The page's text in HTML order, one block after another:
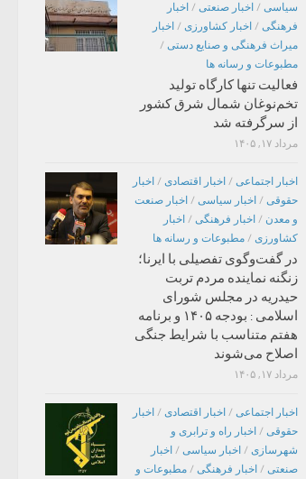
سیاسی / اخبار صنعتی / اخبار
فرهنگی / اخبار کشاورزی / اخبار
میراث فرهنگی و صنایع دستی /
مطبوعات و رسانه ها
فعالیت تنها کارگاه تولید
تخم‌نوغان شمال شرق کشور
از سرگرفته شد
مرداد ۱۷, ۱۴۰۵
اخبار اجتماعی / اخبار اقتصادی / اخبار
حقوقی / اخبار سیاسی / اخبار صنعت
و معدن / اخبار فرهنگی / اخبار
کشاورزی / مطبوعات و رسانه ها
در گفت‌وگوی تفصیلی با ایرنا؛
زنگنه نماینده مردم تربت
حیدریه در مجلس شورای
اسلامی : بودجه ۱۴۰۵ و برنامه
هفتم متناسب با شرایط جنگی
اصلاح می‌شوند
مرداد ۱۷, ۱۴۰۵
اخبار اجتماعی / اخبار اقتصادی / اخبار
حقوقی / اخبار راه و ترابری و
شهرسازی / اخبار سیاسی / اخبار
صنعتی / اخبار فرهنگی / مطبوعات و